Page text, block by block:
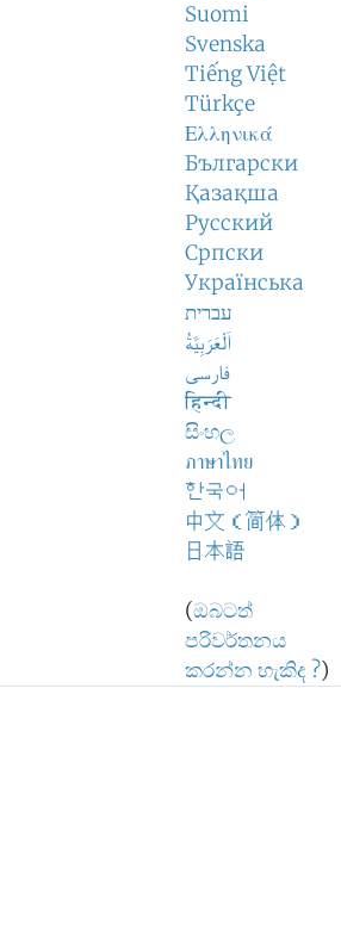
Suomi
Svenska
Tiếng Việt
Türkçe
Ελληνικά
Български
Қазақша
Русский
Српски
Українська
עברית
اَلْعَرَبِيَّةُ
فارسی
हिन्दी
සිංහල
ภาษาไทย
한국어
中文（简体）
日本語
(ඔබටත්
පරිවර්තනය
කරන්න හැකිද ?)